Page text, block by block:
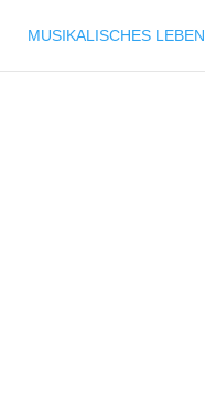
MUSIKALISCHES LEBEN